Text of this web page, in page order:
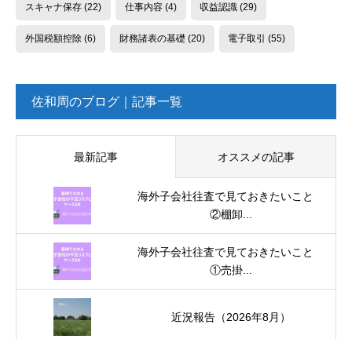
スキャナ保存(22) 仕事内容(4) 収益認識 (29)
外国税額控除(6) 財務諸表の基礎 (20) 電子取引 (55)
佐和周のブログ｜記事一覧
最新記事 オススメの記事
海外子会社往査で見ておきたいこと
②棚卸...
海外子会社往査で見ておきたいこと
①売掛...
近況報告（2026年8月）